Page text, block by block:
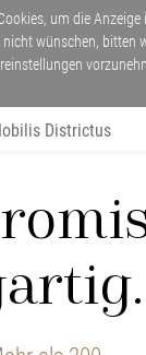
um die
nicht wünschen, bitten
Districtus